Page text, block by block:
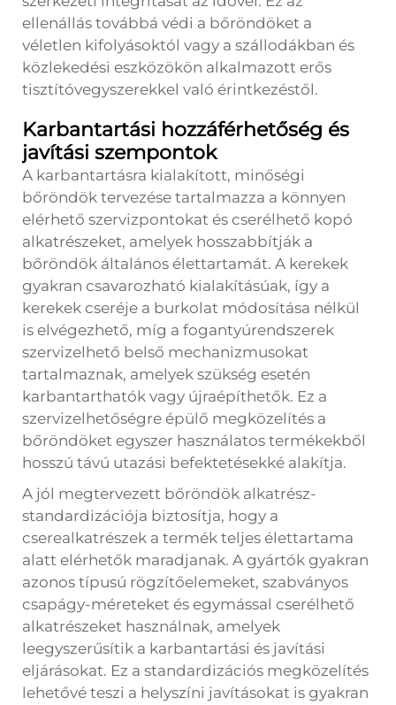
ellenállás továbbá védi a bőröndöket a
véletlen kifolyásoktól vagy a szállodákban és
közlekedési eszközökön alkalmazott erős
tisztítóvegyszerekkel való érintkezéstől.
Karbantartási hozzáférhetőség és
javítási szempontok
A karbantartásra kialakított, minőségi
bőröndök tervezése tartalmazza a könnyen
elérhető szervizpontokat és cserélhető kopó
alkatrészeket, amelyek hosszabbítják a
bőröndök általános élettartamát. A kerekek
gyakran csavarozható kialakításúak, így a
kerekek cseréje a burkolat módosítása nélkül
is elvégezhető, míg a fogantyúrendszerek
szervizelhető belső mechanizmusokat
tartalmaznak, amelyek szükség esetén
karbantarthatók vagy újraépíthetők. Ez a
szervizelhetőségre épülő megközelítés a
bőröndöket egyszer használatos termékekből
hosszú távú utazási befektetésekké alakítja.
A jól megtervezett bőröndök alkatrész-
standardizációja biztosítja, hogy a
cserealkatrészek a termék teljes élettartama
alatt elérhetők maradjanak. A gyártók gyakran
azonos típusú rögzítőelemeket, szabványos
csapágy-méreteket és egymással cserélhető
alkatrészeket használnak, amelyek
leegyszerűsítik a karbantartási és javítási
eljárásokat. Ez a standardizációs megközelítés
lehetővé teszi a helyszíni javításokat is gyakran